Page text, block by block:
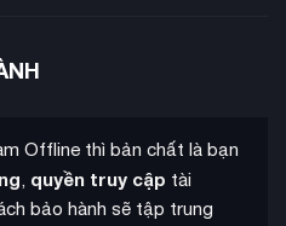
và văn hóa), Tours and
Legends of the Dead
Roads to Power (con đường
mang đến cơ chế
năng kể chuyện của người
Offline thì bản chất là bạn
, quyền truy cập tài
bảo hành sẽ tập trung